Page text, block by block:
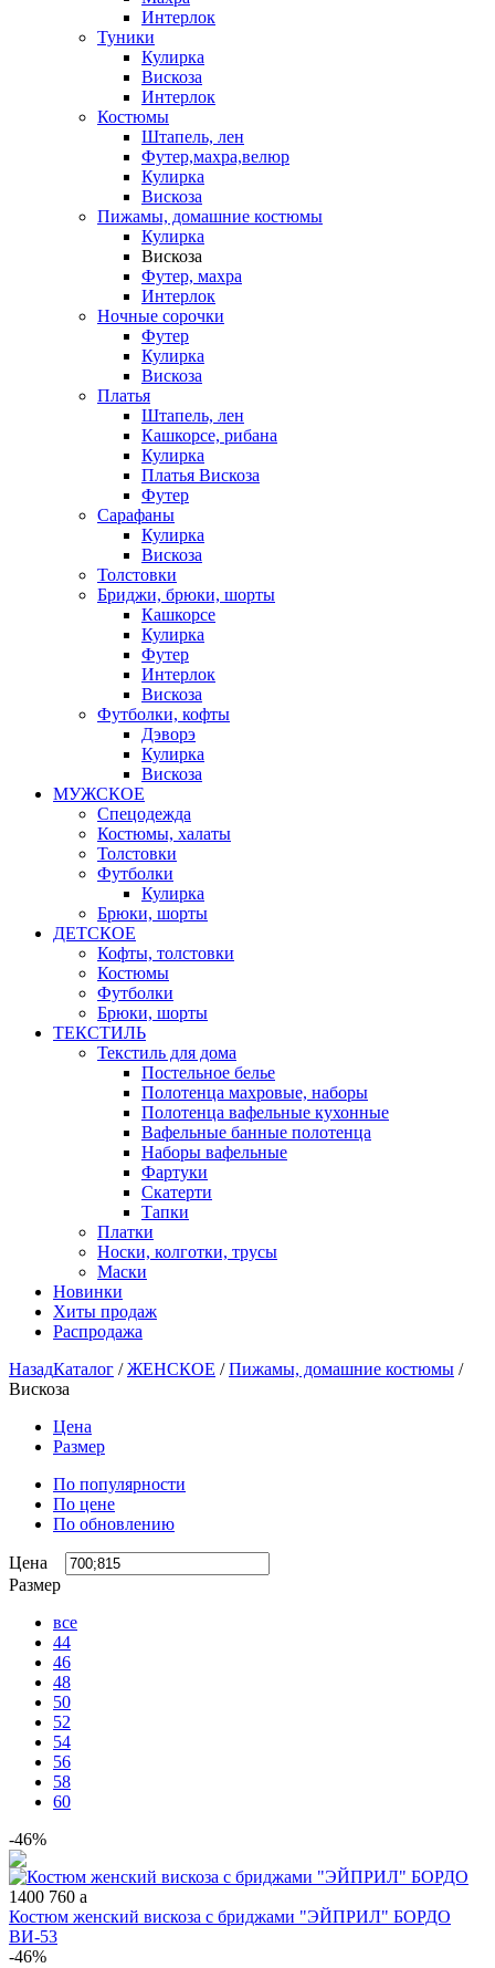
Интерлок
Туники
Кулирка
Вискоза
Интерлок
Костюмы
Штапель, лен
Футер,махра,велюр
Кулирка
Вискоза
Пижамы, домашние костюмы
Кулирка
Вискоза
Футер, махра
Интерлок
Ночные сорочки
Футер
Кулирка
Вискоза
Платья
Штапель, лен
Кашкорсе, рибана
Кулирка
Платья Вискоза
Футер
Сарафаны
Кулирка
Вискоза
Толстовки
Бриджи, брюки, шорты
Кашкорсе
Кулирка
Футер
Интерлок
Вискоза
Футболки, кофты
Дэворэ
Кулирка
Вискоза
МУЖСКОЕ
Спецодежда
Костюмы, халаты
Толстовки
Футболки
Кулирка
Брюки, шорты
ДЕТСКОЕ
Кофты, толстовки
Костюмы
Футболки
Брюки, шорты
ТЕКСТИЛЬ
Текстиль для дома
Постельное белье
Полотенца махровые, наборы
Полотенца вафельные кухонные
Вафельные банные полотенца
Наборы вафельные
Фартуки
Скатерти
Тапки
Платки
Носки, колготки, трусы
Маски
Новинки
Хиты продаж
Распродажа
НазадКаталог /ЖЕНСКОЕ /Пижамы, домашние костюмы /
Вискоза
Цена
Размер
По популярности
По цене
По обновлению
Цена
Размер
все
44
46
48
50
52
54
56
58
60
-46%
1400 760 a
Костюм женский вискоза с бриджами "ЭЙПРИЛ" БОРДО
ВИ-53
-46%